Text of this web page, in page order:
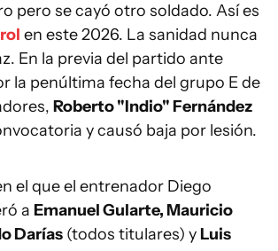
pero se cayó otro soldado. Así es
en este 2026. La sanidad nunca
En la previa del partido ante
la penúltima fecha del grupo E de
Roberto "Indio" Fernández
y causó baja por lesión.
el que el entrenador Diego
a Emanuel Gularte, Mauricio
Darías (todos titulares) y Luis